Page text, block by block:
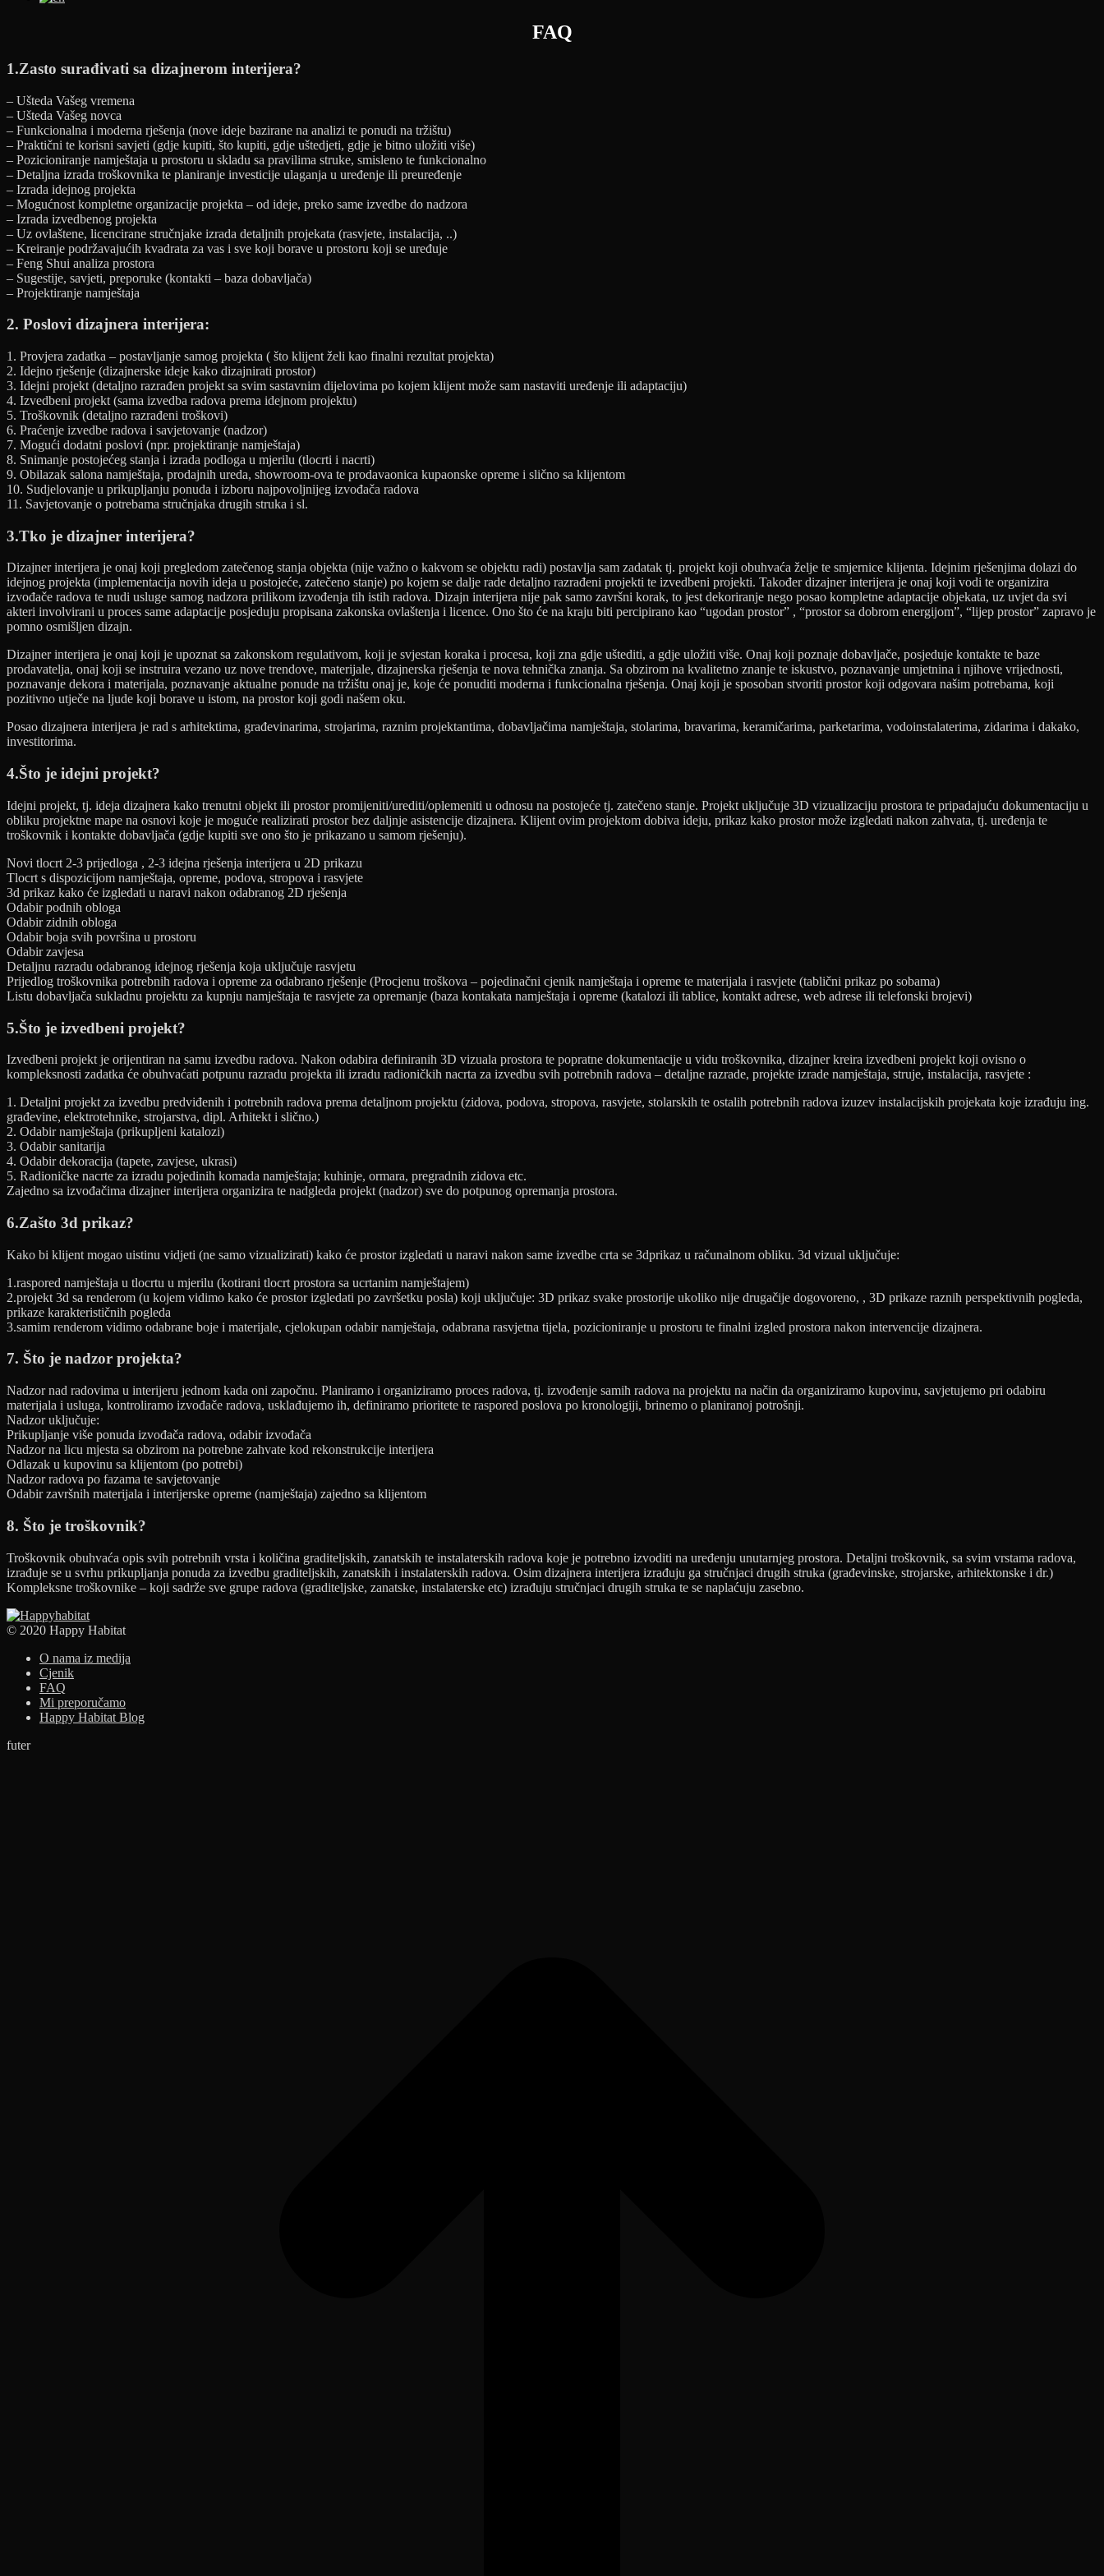
FAQ
1.Zasto surađivati sa dizajnerom interijera?
– Ušteda Vašeg vremena
– Ušteda Vašeg novca
– Funkcionalna i moderna rješenja (nove ideje bazirane na analizi te ponudi na tržištu)
– Praktični te korisni savjeti (gdje kupiti, što kupiti, gdje uštedjeti, gdje je bitno uložiti više)
– Pozicioniranje namještaja u prostoru u skladu sa pravilima struke, smisleno te funkcionalno
– Detaljna izrada troškovnika te planiranje investicije ulaganja u uređenje ili preuređenje
– Izrada idejnog projekta
– Mogućnost kompletne organizacije projekta – od ideje, preko same izvedbe do nadzora
– Izrada izvedbenog projekta
– Uz ovlaštene, licencirane stručnjake izrada detaljnih projekata (rasvjete, instalacija, ..)
– Kreiranje podržavajućih kvadrata za vas i sve koji borave u prostoru koji se uređuje
– Feng Shui analiza prostora
– Sugestije, savjeti, preporuke (kontakti – baza dobavljača)
– Projektiranje namještaja
2. Poslovi dizajnera interijera:
1. Provjera zadatka – postavljanje samog projekta ( što klijent želi kao finalni rezultat projekta)
2. Idejno rješenje (dizajnerske ideje kako dizajnirati prostor)
3. Idejni projekt (detaljno razrađen projekt sa svim sastavnim dijelovima po kojem klijent može sam nastaviti uređenje ili adaptaciju)
4. Izvedbeni projekt (sama izvedba radova prema idejnom projektu)
5. Troškovnik (detaljno razrađeni troškovi)
6. Praćenje izvedbe radova i savjetovanje (nadzor)
7. Mogući dodatni poslovi (npr. projektiranje namještaja)
8. Snimanje postojećeg stanja i izrada podloga u mjerilu (tlocrti i nacrti)
9. Obilazak salona namještaja, prodajnih ureda, showroom-ova te prodavaonica kupaonske opreme i slično sa klijentom
10. Sudjelovanje u prikupljanju ponuda i izboru najpovoljnijeg izvođača radova
11. Savjetovanje o potrebama stručnjaka drugih struka i sl.
3.Tko je dizajner interijera?
Dizajner interijera je onaj koji pregledom zatečenog stanja objekta (nije važno o kakvom se objektu radi) postavlja sam zadatak tj. projekt koji obuhvaća želje te smjernice klijenta. Idejnim rješenjima dolazi do
idejnog projekta (implementacija novih ideja u postojeće, zatečeno stanje) po kojem se dalje rade detaljno razrađeni projekti te izvedbeni projekti. Također dizajner interijera je onaj koji vodi te organizira
izvođače radova te nudi usluge samog nadzora prilikom izvođenja tih istih radova. Dizajn interijera nije pak samo završni korak, to jest dekoriranje nego posao kompletne adaptacije objekata, uz uvjet da svi
akteri involvirani u proces same adaptacije posjeduju propisana zakonska ovlaštenja i licence. Ono što će na kraju biti percipirano kao “ugodan prostor” , “prostor sa dobrom energijom”, “lijep prostor” zapravo je
pomno osmišljen dizajn.
Dizajner interijera je onaj koji je upoznat sa zakonskom regulativom, koji je svjestan koraka i procesa, koji zna gdje uštediti, a gdje uložiti više. Onaj koji poznaje dobavljače, posjeduje kontakte te baze
prodavatelja, onaj koji se instruira vezano uz nove trendove, materijale, dizajnerska rješenja te nova tehnička znanja. Sa obzirom na kvalitetno znanje te iskustvo, poznavanje umjetnina i njihove vrijednosti,
poznavanje dekora i materijala, poznavanje aktualne ponude na tržištu onaj je, koje će ponuditi moderna i funkcionalna rješenja. Onaj koji je sposoban stvoriti prostor koji odgovara našim potrebama, koji
pozitivno utječe na ljude koji borave u istom, na prostor koji godi našem oku.
Posao dizajnera interijera je rad s arhitektima, građevinarima, strojarima, raznim projektantima, dobavljačima namještaja, stolarima, bravarima, keramičarima, parketarima, vodoinstalaterima, zidarima i dakako,
investitorima.
4.Što je idejni projekt?
Idejni projekt, tj. ideja dizajnera kako trenutni objekt ili prostor promijeniti/urediti/oplemeniti u odnosu na postojeće tj. zatečeno stanje. Projekt uključuje 3D vizualizaciju prostora te pripadajuću dokumentaciju u
obliku projektne mape na osnovi koje je moguće realizirati prostor bez daljnje asistencije dizajnera. Klijent ovim projektom dobiva ideju, prikaz kako prostor može izgledati nakon zahvata, tj. uređenja te
troškovnik i kontakte dobavljača (gdje kupiti sve ono što je prikazano u samom rješenju).
Novi tlocrt 2-3 prijedloga , 2-3 idejna rješenja interijera u 2D prikazu
Tlocrt s dispozicijom namještaja, opreme, podova, stropova i rasvjete
3d prikaz kako će izgledati u naravi nakon odabranog 2D rješenja
Odabir podnih obloga
Odabir zidnih obloga
Odabir boja svih površina u prostoru
Odabir zavjesa
Detaljnu razradu odabranog idejnog rješenja koja uključuje rasvjetu
Prijedlog troškovnika potrebnih radova i opreme za odabrano rješenje (Procjenu troškova – pojedinačni cjenik namještaja i opreme te materijala i rasvjete (tablični prikaz po sobama)
Listu dobavljača sukladnu projektu za kupnju namještaja te rasvjete za opremanje (baza kontakata namještaja i opreme (katalozi ili tablice, kontakt adrese, web adrese ili telefonski brojevi)
5.Što je izvedbeni projekt?
Izvedbeni projekt je orijentiran na samu izvedbu radova. Nakon odabira definiranih 3D vizuala prostora te popratne dokumentacije u vidu troškovnika, dizajner kreira izvedbeni projekt koji ovisno o
kompleksnosti zadatka će obuhvaćati potpunu razradu projekta ili izradu radioničkih nacrta za izvedbu svih potrebnih radova – detaljne razrade, projekte izrade namještaja, struje, instalacija, rasvjete :
1. Detaljni projekt za izvedbu predviđenih i potrebnih radova prema detaljnom projektu (zidova, podova, stropova, rasvjete, stolarskih te ostalih potrebnih radova izuzev instalacijskih projekata koje izrađuju ing.
građevine, elektrotehnike, strojarstva, dipl. Arhitekt i slično.)
2. Odabir namještaja (prikupljeni katalozi)
3. Odabir sanitarija
4. Odabir dekoracija (tapete, zavjese, ukrasi)
5. Radioničke nacrte za izradu pojedinih komada namještaja; kuhinje, ormara, pregradnih zidova etc.
Zajedno sa izvođačima dizajner interijera organizira te nadgleda projekt (nadzor) sve do potpunog opremanja prostora.
6.Zašto 3d prikaz?
Kako bi klijent mogao uistinu vidjeti (ne samo vizualizirati) kako će prostor izgledati u naravi nakon same izvedbe crta se 3dprikaz u računalnom obliku. 3d vizual uključuje:
1.raspored namještaja u tlocrtu u mjerilu (kotirani tlocrt prostora sa ucrtanim namještajem)
2.projekt 3d sa renderom (u kojem vidimo kako će prostor izgledati po završetku posla) koji uključuje: 3D prikaz svake prostorije ukoliko nije drugačije dogovoreno, , 3D prikaze raznih perspektivnih pogleda,
prikaze karakterističnih pogleda
3.samim renderom vidimo odabrane boje i materijale, cjelokupan odabir namještaja, odabrana rasvjetna tijela, pozicioniranje u prostoru te finalni izgled prostora nakon intervencije dizajnera.
7. Što je nadzor projekta?
Nadzor nad radovima u interijeru jednom kada oni započnu. Planiramo i organiziramo proces radova, tj. izvođenje samih radova na projektu na način da organiziramo kupovinu, savjetujemo pri odabiru
materijala i usluga, kontroliramo izvođače radova, usklađujemo ih, definiramo prioritete te raspored poslova po kronologiji, brinemo o planiranoj potrošnji.
Nadzor uključuje:
Prikupljanje više ponuda izvođača radova, odabir izvođača
Nadzor na licu mjesta sa obzirom na potrebne zahvate kod rekonstrukcije interijera
Odlazak u kupovinu sa klijentom (po potrebi)
Nadzor radova po fazama te savjetovanje
Odabir završnih materijala i interijerske opreme (namještaja) zajedno sa klijentom
8. Što je troškovnik?
Troškovnik obuhvaća opis svih potrebnih vrsta i količina graditeljskih, zanatskih te instalaterskih radova koje je potrebno izvoditi na uređenju unutarnjeg prostora. Detaljni troškovnik, sa svim vrstama radova,
izrađuje se u svrhu prikupljanja ponuda za izvedbu graditeljskih, zanatskih i instalaterskih radova. Osim dizajnera interijera izrađuju ga stručnjaci drugih struka (građevinske, strojarske, arhitektonske i dr.)
Kompleksne troškovnike – koji sadrže sve grupe radova (graditeljske, zanatske, instalaterske etc) izrađuju stručnjaci drugih struka te se naplaćuju zasebno.
© 2020 Happy Habitat
O nama iz medija
Cjenik
FAQ
Mi preporučamo
Happy Habitat Blog
futer